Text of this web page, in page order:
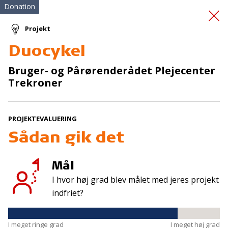
Familieoplevelsesklubbe
Donation
Projekt
Duocykel
Bruger- og Pårørenderådet Plejecenter
Trekroner
PROJEKTEVALUERING
Sådan gik det
Mål
I hvor høj grad blev målet med jeres projekt
indfriet?
I meget ringe grad I meget høj grad
Tilmeld nyhedsbrev
De seneste nyheder om TrygFondens og TryghedsGruppens
aktiviteter direkte i din indbakke.